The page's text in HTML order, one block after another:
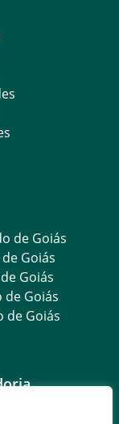
de Goiás
Goiás
Goiás
Goiás
de Goiás